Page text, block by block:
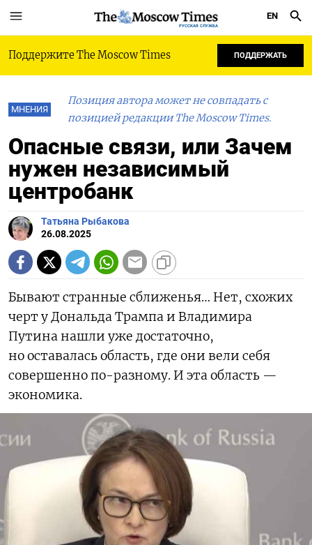
РУССКАЯ СЛУЖБА
EN
Поддержите The Moscow Times ПОДДЕРЖАТЬ
МНЕНИЯ
Позиция автора может не совпадать с
позицией редакции The Moscow Times.
Опасные связи, или Зачем
нужен независимый
центробанк
Татьяна Рыбакова
26.08.2025
Бывают странные сближенья… Нет, схожих
черт у Дональда Трампа и Владимира
Путина нашли уже достаточно,
но оставалась область, где они вели себя
совершенно по-разному. И эта область —
экономика.